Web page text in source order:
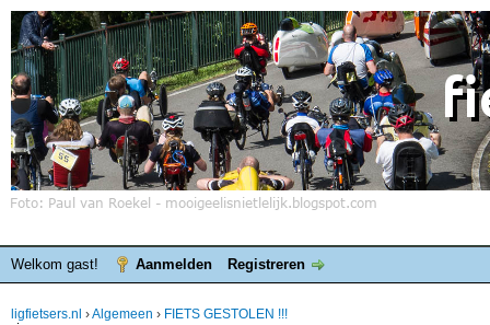
Welkom gast! Aanmelden Registreren
ligfietsers.nl ›Algemeen › FIETS GESTOLEN !!!